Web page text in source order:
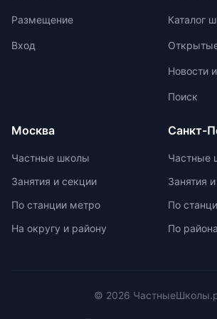
обучения, от базовых предметов до
углубленных направлений. Важно
оценить учебную программу,
связи, сопровождение ребенка и
родителей, а также технические
выбранного тарифа и
дополнительных услуг. Важно
период перед принятием решения о
выборе онлайн-школы.
Размещение
Вход
Каталог
Новости
Поиск
Москва
Частные школы
Занятия и секции
По станции метро
На округу и району
Санкт-
Частные
Занятия
По
По
© 2026